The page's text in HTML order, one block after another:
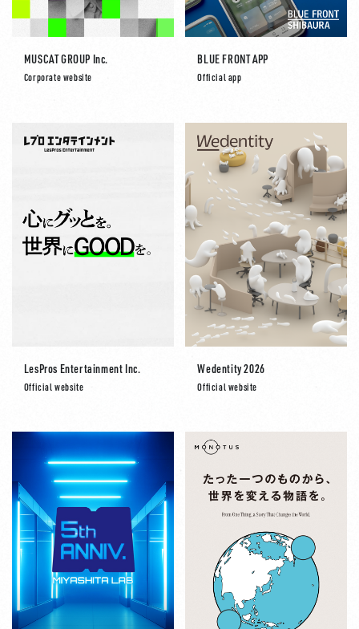
MUSCAT GROUP Inc.
Corporate website
BLUE FRONT APP
Official app
LesPros Entertainment Inc.
Official website
Wedentity 2026
Official website